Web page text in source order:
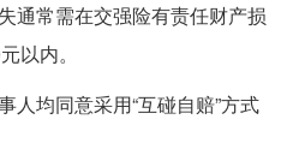
通常需在交强险有责任财产损
以内。
人均同意采用“互碰自赔”方式